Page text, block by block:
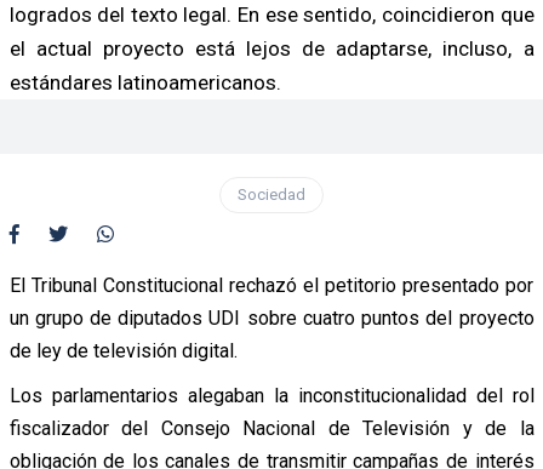
logrados del texto legal. En ese sentido, coincidieron que
el actual proyecto está lejos de adaptarse, incluso, a
estándares latinoamericanos.
Sociedad
El Tribunal Constitucional rechazó el petitorio presentado por
un grupo de diputados UDI sobre cuatro puntos del proyecto
de ley de televisión digital.
Los parlamentarios alegaban la inconstitucionalidad del rol
fiscalizador del Consejo Nacional de Televisión y de la
obligación de los canales de transmitir campañas de interés